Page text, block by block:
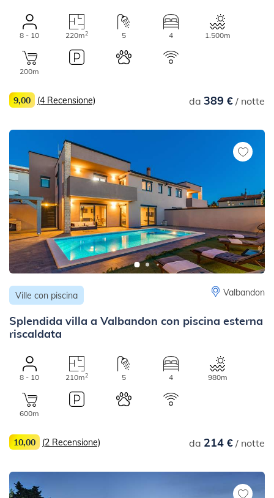
8 - 10 220m2 5 4 1.500m
200m
da 389 €/ notte
9,00 (4 Recensione)
Ville con piscina Valbandon
Splendida villa a Valbandon con piscina esterna
riscaldata
8 - 10 210m2 5 4 980m
600m
da 214 €/ notte
10,00 (2 Recensione)